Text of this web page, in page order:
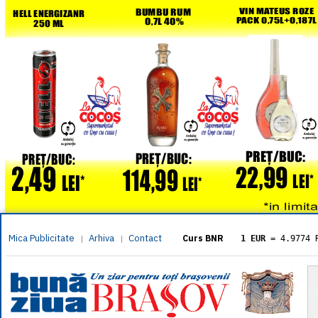
Mica Publicitate | Arhiva | Contact Curs BNR 1 EUR = 4.9774
= 5.8304
1 XAU= 464.4611
1 AED= 1.1933
1 AUD= 2.7957
1 BGN= 2.5449